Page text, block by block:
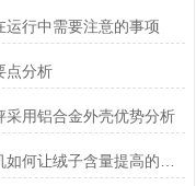
运行中需要注意的事项
点分析
采用铝合金外壳优势分析